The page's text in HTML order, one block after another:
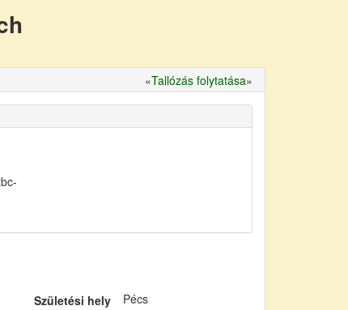
«Tallózás folytatása»
Születési hely
Pécs